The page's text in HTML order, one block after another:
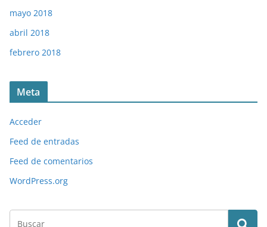
mayo 2018
abril 2018
febrero 2018
Meta
Acceder
Feed de entradas
Feed de comentarios
WordPress.org